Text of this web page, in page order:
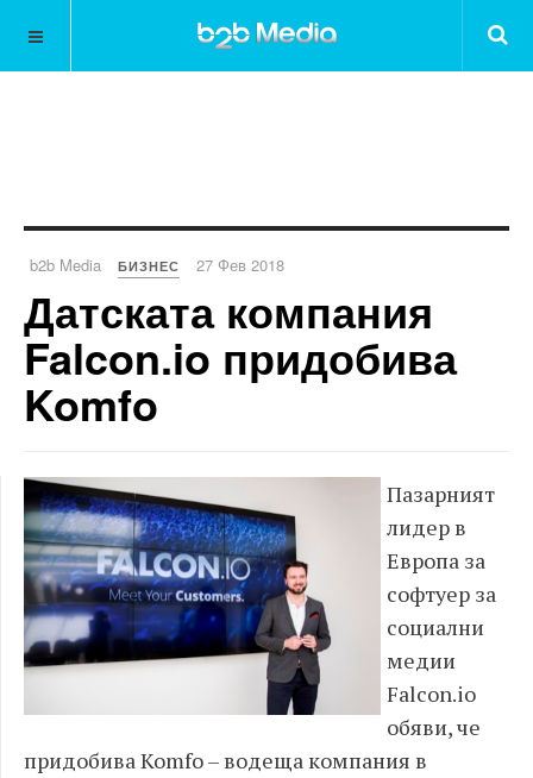
b2b Media БИЗНЕС 27 Фев 2018
Датската компания
Falcon.io придобива
Komfo
Пазарният
лидер в
Европа за
софтуер за
социални
медии
Falcon.io
обяви, че
придобива Komfo – водеща компания в